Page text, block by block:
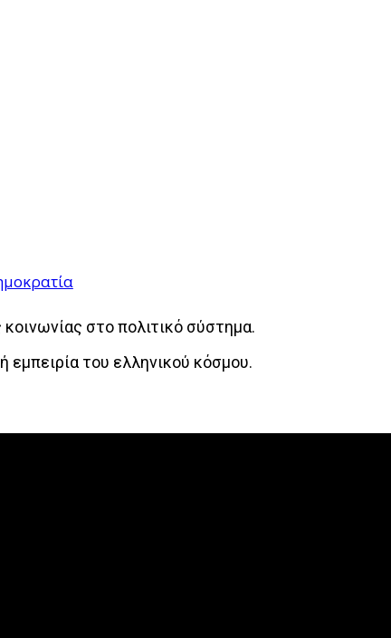
στο πολιτικό σύστημα.
εμπειρία του ελληνικού κόσμου.